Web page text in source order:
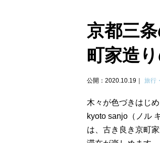
京都三
町家造
公開：2020.10.19 旅行
木々が色づきはじ
kyoto sanjo（ノル
は、古き良き京町